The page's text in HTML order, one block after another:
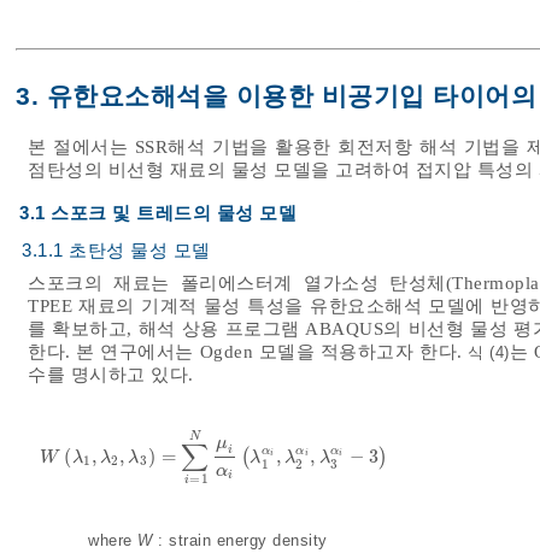
3. 유한요소해석을 이용한 비공기입 타이어
본 절에서는 SSR해석 기법을 활용한 회전저항 해석 기법을
점탄성의 비선형 재료의 물성 모델을 고려하여 접지압 특성
3.1 스포크 및 트레드의 물성 모델
3.1.1 초탄성 물성 모델
스포크의 재료는 폴리에스터계 열가소성 탄성체
TPEE 재료의 기계적 물성 특성을 유한요소해석 모델에 반
를 확보하고, 해석 상용 프로그램 ABAQUS의 비선형 물성
한다. 본 연구에서는 Ogden 모델을 적용하고자 한다. 식 (4)는
수를 명시하고 있다.
W ( λ1 , λ2 , λ3 ) = ∑
i= 1
N μi
αi
(λαi
1 , λαi
2 , λαi
3 − 3)
Wλ1, λ2, λ3 =∑ i =1Nμiα iλ1αi ,λ2 αi, λ3
where W: strain energy density